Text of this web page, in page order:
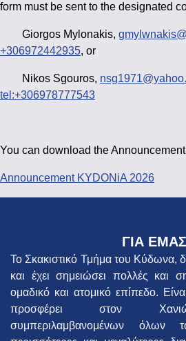
form must be sent to the designated
Giorgos Mylonakis,
+306972442935, or
Nikos Sgouros,
tel:+306978777543
You can download the
Announcement KYDONiA 2026
ΓΙΑ ΕΜΑΣ
Το Σκακιστικό Τμήμα του Κύδωνα,
και έχει σημειώσει πολλές και
ομαδικό και ατομικό επίπεδο.
προσφέρει στον
συμπεριλαμβανομένων όλων